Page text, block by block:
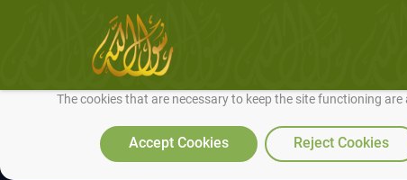
We use cookies to make our site work well for you and so we can
The cookies that are necessary to keep the site functioning are
Accept Cookies Reject Cookies